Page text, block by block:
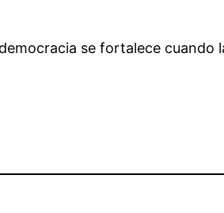
se fortalece cuando